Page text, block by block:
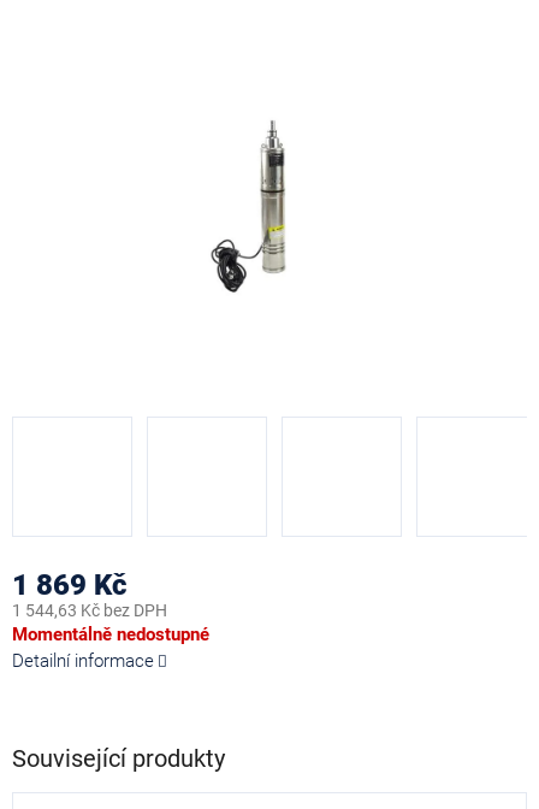
1 869 Kč
1 544,63 Kč bez DPH
Měrná
cena:
Momentálně nedostupné
Detailní informace
Související produkty